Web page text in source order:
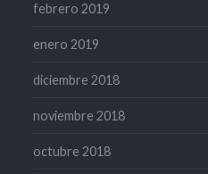
febrero 2019
enero 2019
diciembre 2018
noviembre 2018
octubre 2018